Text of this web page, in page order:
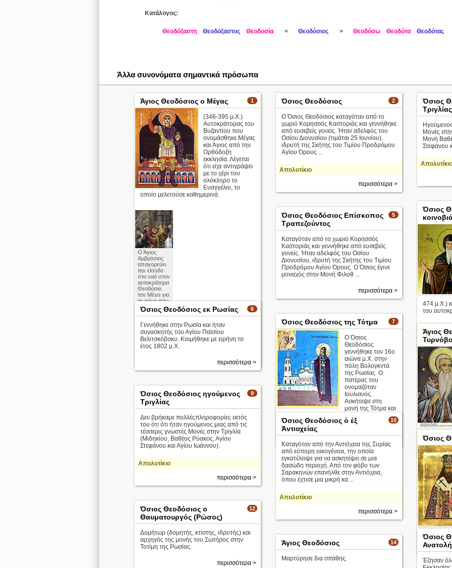
Κατάλογος:
Θεοδόξαστη Θεοδόξαστος Θεοδοσία « Θεοδόσιος » Θεοδόσω Θεοδότα Θεοδότας
Άλλα συνονόματα σημαντικά πρόσωπα
1
Άγιος Θεοδόσιος ο Μέγας
(346-395 μ.Χ.)
Αυτοκράτορας του
Βυζαντίου που
ονομάσθηκε Μέγας
και Άγιος από την
Ορθόδοξη
εκκλησία. Λέγεται
ότι είχε αντιγράψει
με το χέρι του
ολόκληρο το
Ευαγγέλιο, το
οποίο μελετούσε καθημερινά.
Ο Άγιος
Αμβρόσιος
απαγορεύει
την είσοδο
στο ναό στον
αυτοκράτορα
Θεοδόσιο
τον Μέγα για
το φόνο που
διέπραξε
στον
Θεσσαλονίκ
ης
Απολυτίκιο
περισσότερα >
2
Όσιος Θεοδόσιος
Ο Όσιος Θεοδόσιος καταγόταν από το
χωριό Κορησσός Καστοριάς και γεννήθηκε
από ευσεβείς γονείς. Ήταν αδελφός του
Οσίου Διονυσίου (τιμάται 25 Ιουνίου),
ιδρυτή της Σκήτης του Τιμίου Προδρόμου
Αγίου Όρους ...
Απολυτίκιο
περισσότερα >
Όσιος
Τριγλίας
Μονές
Μονή
Στεφάνου
Όσιος
474 μ.Χ.)
του
5
Όσιος Θεοδόσιος Επίσκοπος
Τραπεζούντος
Καταγόταν από το χωριό Κορησσός
Καστοριάς και γεννήθηκε από ευσεβείς
γονείς. Ήταν αδελφός του Οσίου
Διονυσίου, ιδρυτή της Σκήτης του Τιμίου
Προδρόμου Αγίου Όρους. Ο Όσιος έγινε
μοναχός στην Μονή Φιλοθ ...
περισσότερα >
6
Όσιος Θεοδόσιος εκ Ρωσίας
Γεννήθηκε στην Ρωσία και ήταν
συνασκητής του Αγίου Παϊσίου
Βελιτσκόβσκυ. Κοιμήθηκε με ειρήνη το
έτος 1802 μ.Χ.
περισσότερα >
7
Όσιος Θεοδόσιος της Τότμα
Ο Όσιος
Θεοδόσιος
γεννήθηκε τον 16ο
αιώνα μ.Χ. στην
πόλη Βολογκντά
της Ρωσίας. Ο
πατέρας του
ονομαζόταν
Ιουλιανός.
Ασκήτεψε στη
μονή της Τότμα και
μορφές της Ρωσι ...
Άγιος
9
Όσιος Θεοδόσιος ηγούμενος
Τριγλίας
Δεν βρήκαμε πολλέςπληροφορίες εκτός
του ότι ότι ήταν ηγούμενος μιας από τις
τέσσερις γνωστές Μονές στην Τριγλία
(Μιδηκίου, Βαθέος Ρύακος, Αγίου
Στεφάνου και Αγίου Ιωάννου).
Απολυτίκιο
περισσότερα >
10
Όσιος Θεοδόσιος ὁ ἐξ
Ἀντιοχείας
Καταγόταν από την Αντιόχεια της Συρίας
από εύπορη οικογένεια, την οποία
εγκατέλειψε για να ασκητέψει σε μια
δασώδη περιοχή. Από τον φόβο των
Σαρακηνών επανήλθε στην Αντιόχεια,
όπου έχτισε μια μικρή κα ...
Απολυτίκιο
περισσότερα >
Όσιος
12
Όσιος Θεοδόσιος ο
Θαυματουργός (Ρώσος)
Δομήτωρ (δομητής, κτίστης, ιδρυτής) και
αρχηγός της μονής του Σωτήρος στην
Τοτίμη της Ρωσίας.
περισσότερα >
Όσιος
Ανατολή
Έζησαν
14
Άγιος Θεοδόσιος
Μαρτύρησε δια σπάθης.